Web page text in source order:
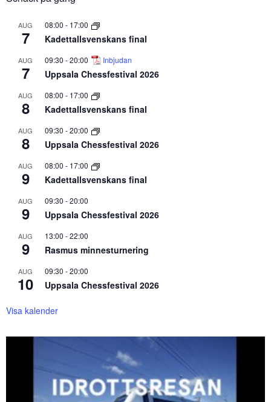
AUG
7
08:00 - 17:00
Kadettallsvenskans final
AUG
7
09:30 -20:00 Inbjudan
Uppsala Chessfestival 2026
AUG
8
08:00 - 17:00
Kadettallsvenskans final
AUG
8
09:30 -20:00
Uppsala Chessfestival 2026
AUG
9
08:00 - 17:00
Kadettallsvenskans final
AUG
9
09:30 -20:00
Uppsala Chessfestival 2026
AUG
9
13:00 -22:00
Rasmus minnesturnering
AUG
10
09:30 -20:00
Uppsala Chessfestival 2026
Visa kalender